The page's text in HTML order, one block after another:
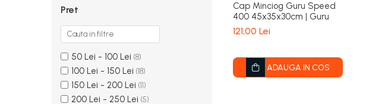
Pret
50 Lei - 100 Lei (8)
100 Lei - 150 Lei (18)
150 Lei - 200 Lei (11)
200 Lei - 250 Lei (5)
Cap Minciog Guru Speed
400 45x35x30cm | Guru
121,00 Lei
ADAUGA IN COS